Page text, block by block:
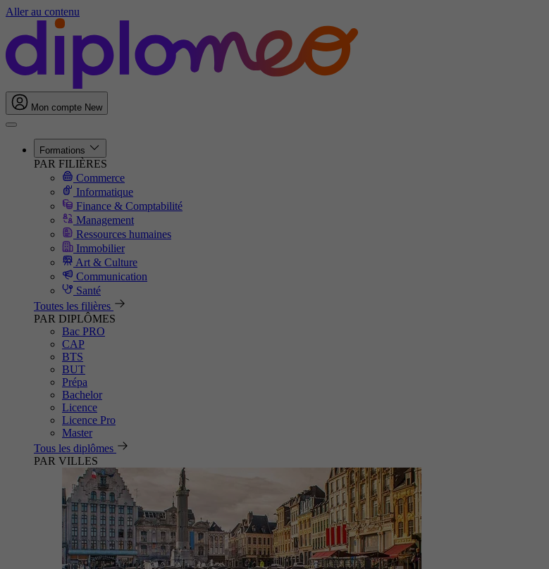
Aller au contenu
Mon compte New
Formations
PAR FILIÈRES
Commerce
Informatique
Finance & Comptabilité
Management
Ressources humaines
Immobilier
Art & Culture
Communication
Santé
Toutes les filières
PAR DIPLÔMES
Bac PRO
CAP
BTS
BUT
Prépa
Bachelor
Licence
Licence Pro
Master
Tous les diplômes
PAR VILLES